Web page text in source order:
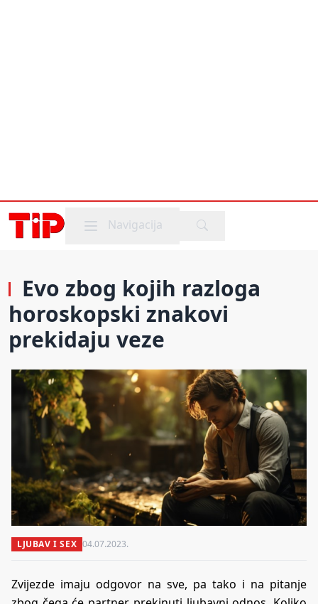
Mobile menu
Navigacija
Evo zbog kojih razloga
horoskopski znakovi
prekidaju veze
LJUBAV I SEX 04.07.2023.
Zvijezde imaju odgovor na sve, pa tako i na pitanje